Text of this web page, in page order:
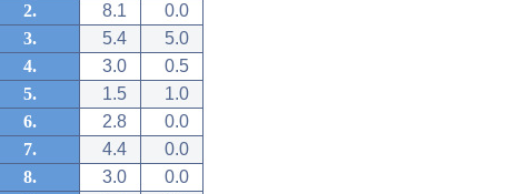
2.
8.1
0.0
3.
5.4
5.0
4.
3.0
0.5
5.
1.5
1.0
6.
2.8
0.0
7.
4.4
0.0
8.
3.0
0.0